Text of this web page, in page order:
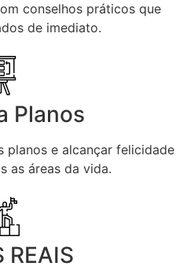
conselhos práticos que
de imediato.
Planos
planos e alcançar felicidade
as áreas da vida.
REAIS